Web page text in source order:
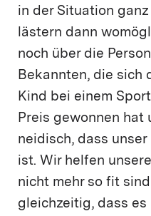
in der Situation
lästern dann
noch über die
Bekannten, die sich
Kind bei einem
Preis gewonnen hat
neidisch, dass
ist. Wir helfen
nicht mehr so fit
gleichzeitig, dass es